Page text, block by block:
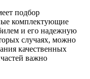
подбор
комплектующие
и его надежную
случаях, можно
качественных
важно